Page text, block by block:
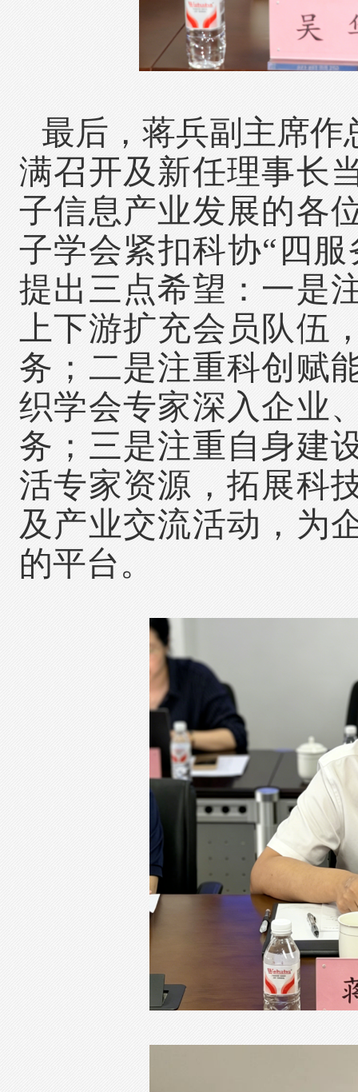
最后，蒋兵副主席作
满召开及新任理事长
子信息产业发展的各
子学会紧扣科协“四
提出三点希望：一是
上下游扩充会员队伍
务；二是注重科创赋
织学会专家深入企业
务；三是注重自身建
活专家资源，拓展科
及产业交流活动，为
的平台。